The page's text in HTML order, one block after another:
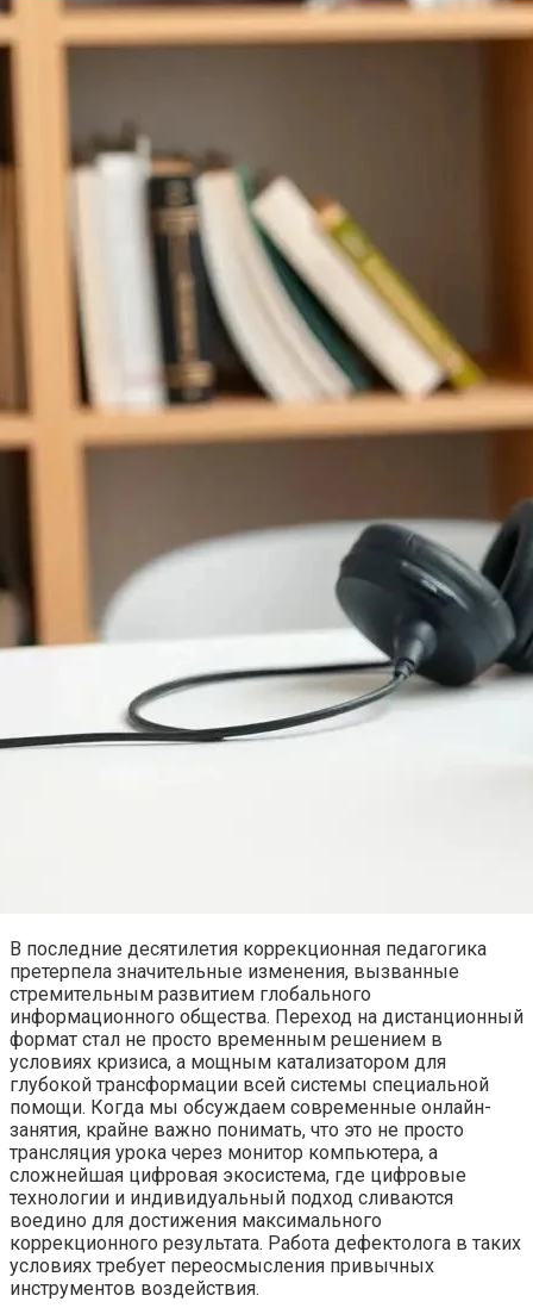
В последние десятилетия коррекционная педагогика
претерпела значительные изменения, вызванные
стремительным развитием глобального
информационного общества. Переход на дистанционный
формат стал не просто временным решением в
условиях кризиса, а мощным катализатором для
глубокой трансформации всей системы специальной
помощи. Когда мы обсуждаем современные онлайн-
занятия, крайне важно понимать, что это не просто
трансляция урока через монитор компьютера, а
сложнейшая цифровая экосистема, где цифровые
технологии и индивидуальный подход сливаются
воедино для достижения максимального
коррекционного результата. Работа дефектолога в таких
условиях требует переосмысления привычных
инструментов воздействия.